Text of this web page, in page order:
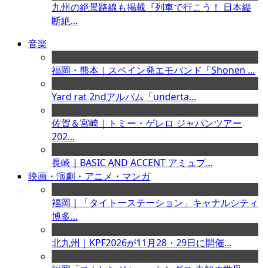
九州の絶景路線も掲載『列車で行こう！ 日本縦
断絶...
音楽
福岡・熊本｜スペイン発エモバンド「Shonen ...
Yard rat 2ndアルバム「underta...
佐賀＆宮崎｜トミー・ゲレロ ジャパンツアー
202...
長崎｜BASIC AND ACCENT アミュプ...
映画・演劇・アニメ・マンガ
福岡｜「タイトーステーション」キャナルシティ
博多...
北九州｜KPF2026が11月28・29日に開催...